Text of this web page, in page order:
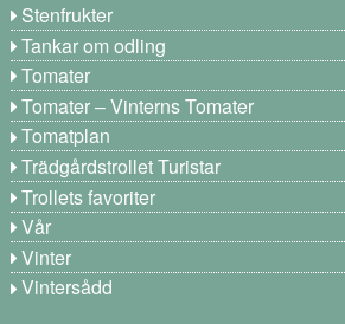
Stenfrukter
Tankar om odling
Tomater
Tomater – Vinterns Tomater
Tomatplan
Trädgårdstrollet Turistar
Trollets favoriter
Vår
Vinter
Vintersådd